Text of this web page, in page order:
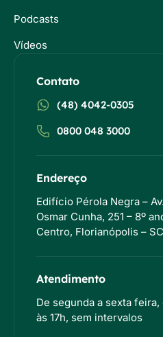
Podcasts
Vídeos
Contato
(48) 4042-0305
0800 048 3000
Endereço
Edifício Pérola Negra –
Osmar Cunha, 251 – 8º
Centro, Florianópolis –
Atendimento
De segunda a sexta feira,
às 17h, sem intervalos